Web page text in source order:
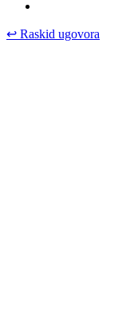
↩ Raskid ugovora